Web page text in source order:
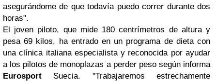
asegurándome de que todavía puedo correr durante dos
horas".
El joven piloto, que mide 180 centrímetros de altura y
pesa 69 kilos, ha entrado en un programa de dieta con
una clínica italiana especialista y reconocida por ayudar
a los pilotos de monoplazas a perder peso según informa
Eurosport Suecia. "Trabajaremos estrechamente